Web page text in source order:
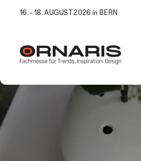
16. - 18. AUGUST 2026 in BERN